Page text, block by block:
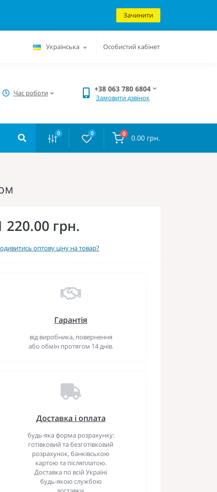
Зачинити
Українська Особистий кабінет
Час роботи +38 063 780 6804
Замовити дзвінок
0 0 0 0.00 грн.
220.00 грн.
оптову ціну на товар?
Гарантія
від виробника, повернення
або обмін протягом 14 днів.
Доставка і оплата
будь-яка форма розрахунку:
готівковий та безготівковий
розрахунок, банківською
картою та післяплатою.
Доставка по всій Україні
будь-якою службою